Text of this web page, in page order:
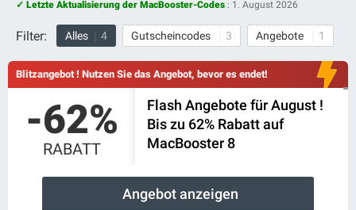
✓ Letzte Aktualisierung der MacBooster-Codes : 1. August 2026
Filter: Alles 4 Gutscheincodes 3 Angebote 1
Blitzangebot ! Nutzen Sie das Angebot, bevor es endet!
-62%
RABATT
Flash Angebote für August !
Bis zu 62% Rabatt auf
MacBooster 8
Angebot anzeigen